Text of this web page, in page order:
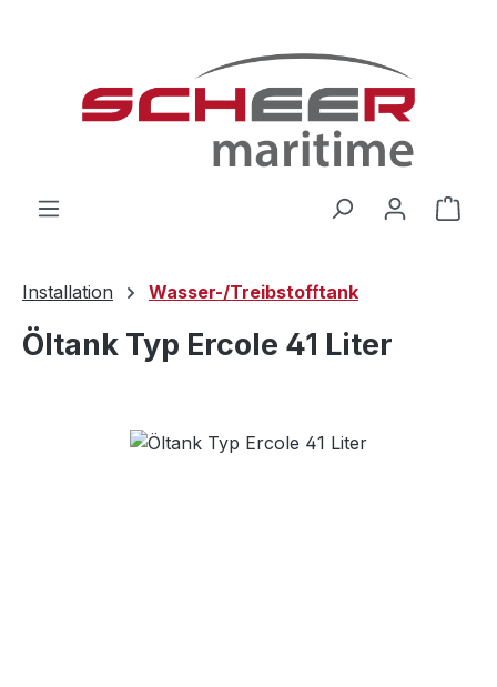
Installation Wasser-/Treibstofftank
Öltank Typ Ercole 41 Liter
Bildergalerie überspringen